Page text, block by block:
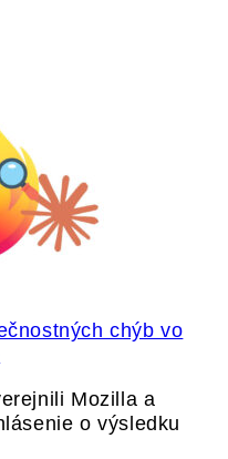
chýb vo
Mozilla a
o výsledku